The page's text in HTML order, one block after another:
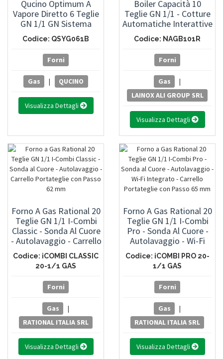
Qucino Optimum A
Vapore Diretto 6 Teglie
GN 1/1 GN Sistema
Lavaggio Automatico E
Sonda Al Cuore
Multipunto
Codice: QSYG061B
Forni
Gas | QUCINO
Visualizza Dettagli
Boiler Capacità 10
Teglie GN 1/1 - Cotture
Automatiche Interattive
- Comandi Manuali Con
Schermo Touch Screen
Codice: NAGB101R
Forni
Gas
|
LAINOX ALI GROUP SRL
Visualizza Dettagli
Forno A Gas Rational 20
Teglie GN 1/1 I-Combi
Classic - Sonda Al Cuore
- Autolavaggio - Carrello
Portateglie Con Passo
62 Mm
Codice: iCOMBI CLASSIC
20-1/1 GAS
Forni
Gas
|
RATIONAL ITALIA SRL
Visualizza Dettagli
Forno A Gas Rational 20
Teglie GN 1/1 I-Combi
Pro - Sonda Al Cuore -
Autolavaggio - Wi-Fi
Integrato - Carrello
Portateglie Con Passo
65 Mm
Codice: iCOMBI PRO 20-
1/1 GAS
Forni
Gas
|
RATIONAL ITALIA SRL
Visualizza Dettagli